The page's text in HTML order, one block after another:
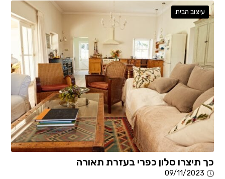
עיצוב הבית
כך תיצרו סלון כפרי בעזרת תאורה
09/11/2023